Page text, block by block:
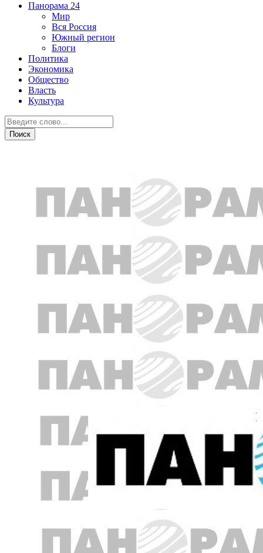
Панорама 24
Мир
Вся Россия
Южный регион
Блоги
Политика
Экономика
Общество
Власть
Культура